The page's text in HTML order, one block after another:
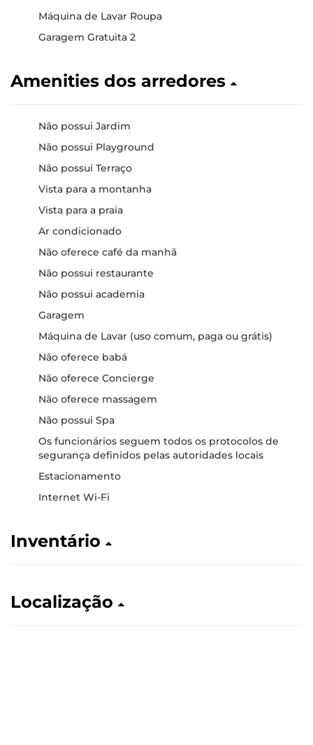
Máquina de Lavar Roupa
Garagem Gratuita 2
Amenities dos arredores
Não possui Jardim
Não possui Playground
Não possui Terraço
Vista para a montanha
Vista para a praia
Ar condicionado
Não oferece café da manhã
Não possui restaurante
Não possui academia
Garagem
Máquina de Lavar (uso comum, paga ou grátis)
Não oferece babá
Não oferece Concierge
Não oferece massagem
Não possui Spa
Os funcionários seguem todos os protocolos de
segurança definidos pelas autoridades locais
Estacionamento
Internet Wi-Fi
Inventário
Localização